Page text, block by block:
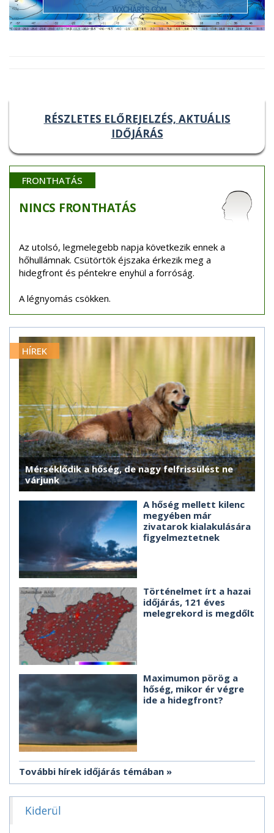
RÉSZLETES ELŐREJELZÉS, AKTUÁLIS
IDŐJÁRÁS
FRONTHATÁS
NINCS FRONTHATÁS
Az utolsó, legmelegebb napja következik ennek a
hőhullámnak. Csütörtök éjszaka érkezik meg a
hidegfront és péntekre enyhül a forróság.
A légnyomás csökken.
HÍREK
Mérséklődik a hőség, de nagy felfrissülést ne
várjunk
A hőség mellett kilenc
megyében már
zivatarok kialakulására
figyelmeztetnek
Történelmet írt a hazai
időjárás, 121 éves
melegrekord is megdőlt
Maximumon pörög a
hőség, mikor ér végre
ide a hidegfront?
További hírek időjárás témában
Kiderül